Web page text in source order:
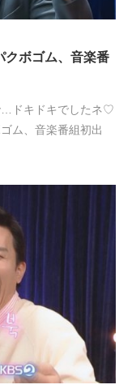
ボゴム、音楽番
ドキドキでしたネ♡
ム、音楽番組初出